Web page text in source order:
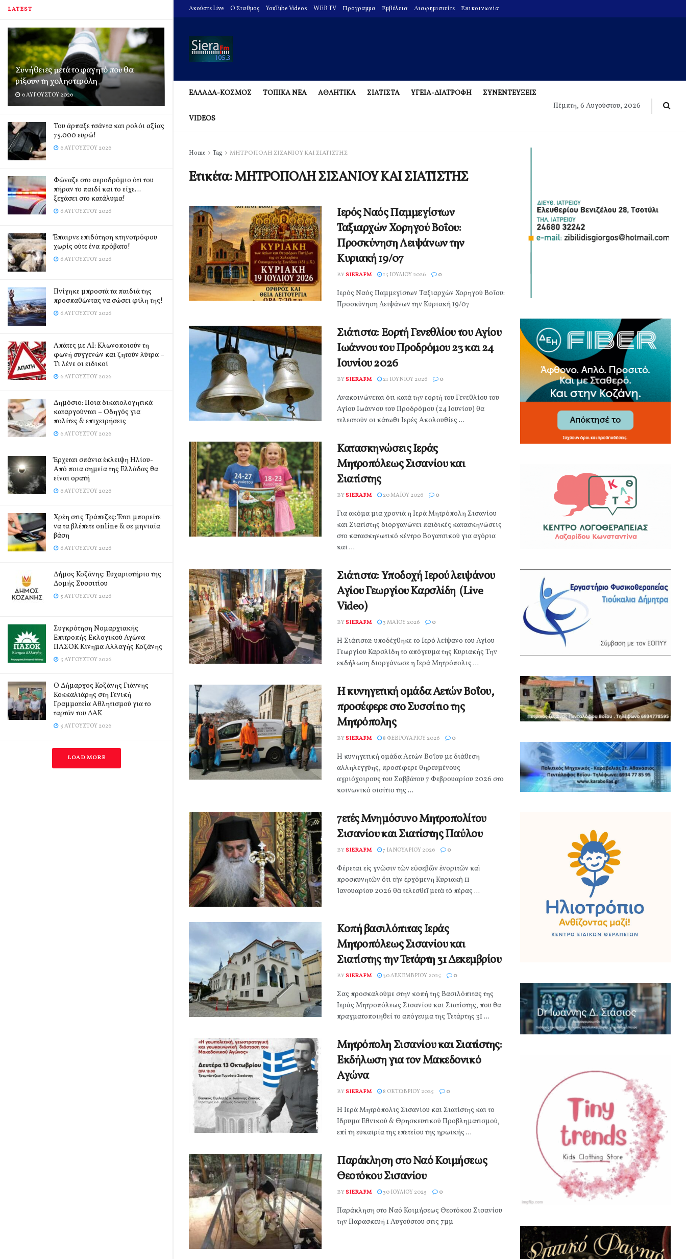
LATEST
Συνήθειες μετά το φαγητό που θα
ρίξουν τη χοληστερόλη
6 ΑΥΓΟΎΣΤΟΥ 2026
Του άρπαξε τσάντα και ρολόι αξίας
75.000 ευρώ!
6 ΑΥΓΟΎΣΤΟΥ 2026
Φώναζε στο αεροδρόμιο ότι του
πήραν το παιδί και το είχε…
ξεχάσει στο κατάλυμα!
6 ΑΥΓΟΎΣΤΟΥ 2026
Έπαιρνε επιδότηση κτηνοτρόφου
χωρίς ούτε ένα πρόβατο!
6 ΑΥΓΟΎΣΤΟΥ 2026
Πνίγηκε μπροστά τα παιδιά της
προσπαθώντας να σώσει φίλη της!
6 ΑΥΓΟΎΣΤΟΥ 2026
Απάτες με AI: Κλωνοποιούν τη
φωνή συγγενών και ζητούν λύτρα –
Τι λένε οι ειδικοί
6 ΑΥΓΟΎΣΤΟΥ 2026
Δημόσιο: Ποια δικαιολογητικά
καταργούνται – Οδηγός για
πολίτες & επιχειρήσεις
6 ΑΥΓΟΎΣΤΟΥ 2026
Έρχεται σπάνια έκλειψη Ηλίου-
Από ποια σημεία της Ελλάδας θα
είναι ορατή
6 ΑΥΓΟΎΣΤΟΥ 2026
Χρέη στις Τράπεζες: Έτσι μπορείτε
να τα βλέπετε online & σε μηνιαία
βάση
6 ΑΥΓΟΎΣΤΟΥ 2026
Δήμος Κοζάνης: Ευχαριστήριο της
Δομής Συσσιτίου
5 ΑΥΓΟΎΣΤΟΥ 2026
Συγκρότηση Νομαρχιακής
Επιτροπής Εκλογικού Αγώνα
ΠΑΣΟΚ Κίνημα Αλλαγής Κοζάνης
5 ΑΥΓΟΎΣΤΟΥ 2026
Ο Δήμαρχος Κοζάνης Γιάννης
Κοκκαλιάρης στη Γενική
Γραμματεία Αθλητισμού για το
ταρτάν του ΔΑΚ
5 ΑΥΓΟΎΣΤΟΥ 2026
LOAD MORE
Ακούστε Live O Σταθμός YouTube Videos WEB TV Πρόγραμμα Εμβέλεια Διαφημιστείτε Επικοινωνία
ΕΛΛΑΔΑ-ΚΟΣΜΟΣ ΤΟΠΙΚΑ ΝΕΑ ΑΘΛΗΤΙΚΑ ΣΙΑΤΙΣΤΑ ΥΓΕΙΑ-ΔΙΑΤΡΟΦΗ ΣΥΝΕΝΤΕΥΞΕΙΣ
VIDEOS
Πέμπτη, 6 Αυγούστου, 2026
Home Tag ΜΗΤΡΟΠΟΛΗ ΣΙΣΑΝΙΟΥ ΚΑΙ ΣΙΑΤΙΣΤΗΣ
Ετικέτα:ΜΗΤΡΟΠΟΛΗ ΣΙΣΑΝΙΟΥ ΚΑΙ ΣΙΑΤΙΣΤΗΣ
Ιερός Ναός Παμμεγίστων
Ταξιαρχών Χορηγού Βοΐου:
Προσκύνηση Λειψάνων την
Κυριακή 19/07
BYSIERAFM 15 ΙΟΥΛΊΟΥ 2026 0
Ιερός Ναός Παμμεγίστων Ταξιαρχών Χορηγού Βοΐου:
Προσκύνηση Λειψάνων την Κυριακή 19/07
Σιάτιστα: Εορτή Γενεθλίου του Αγίου
Ιωάννου του Προδρόμου 23 και 24
Ιουνίου 2026
BYSIERAFM 21 ΙΟΥΝΊΟΥ 2026 0
Ανακοινώνεται ότι κατά την εορτή του Γενεθλίου του
Αγίου Ιωάννου του Προδρόμου (24 Ιουνίου) θα
τελεστούν οι κάτωθι Ιερές Ακολουθίες ...
Κατασκηνώσεις Ιεράς
Μητροπόλεως Σισανίου και
Σιατίστης
BYSIERAFM 20 ΜΑΪ́ΟΥ 2026 0
Για ακόμα μια χρονιά η Ιερά Μητρόπολη Σισανίου
και Σιατίστης διοργανώνει παιδικές κατασκηνώσεις
στο κατασκηνωτικό κέντρο Βογατσικού για αγόρια
και ...
Σιάτιστα: Υποδοχή Ιερού λειψάνου
Αγίου Γεωργίου Καρσλίδη (Live
Video)
BYSIERAFM 3 ΜΑΪ́ΟΥ 2026 0
Η Σιάτιστα: υποδέχθηκε το Ιερό λείψανο του Αγίου
Γεωργίου Καρσλίδη το απόγευμα της Κυριακής Την
εκδήλωση διοργάνωσε η Ιερά Μητρόπολις ...
Η κυνηγετική ομάδα Αετών Βοΐου,
προσέφερε στο Συσσίτιο της
Μητρόπολης
BYSIERAFM 8 ΦΕΒΡΟΥΑΡΊΟΥ 2026 0
Η κυνηγετική ομάδα Αετών Βοΐου με διάθεση
αλληλεγγύης, προσέφερε θηρευμένους
αγριόχοιρους του Σαββάτου 7 Φεβρουαρίου 2026 στο
κοινωνικό σισίτιο της ...
7ετές Μνημόσυνο Μητροπολίτου
Σισανίου και Σιατίστης Παύλου
BYSIERAFM 7 ΙΑΝΟΥΑΡΊΟΥ 2026 0
Φέρεται εἰς γνῶσιν τῶν εὐσεβῶν ἐνοριτῶν καὶ
προσκυνητῶν ὅτι τὴν ἐρχόμενη Κυριακὴ 11
Ἰανουαρίου 2026 θὰ τελεσθεῖ μετὰ τὸ πέρας ...
Κοπή βασιλόπιτας Ιεράς
Μητροπόλεως Σισανίου και
Σιατίστης την Τετάρτη 31 Δεκεμβρίου
BYSIERAFM 30 ΔΕΚΕΜΒΡΊΟΥ 2025 0
Σας προσκαλούμε στην κοπή της Βασιλόπιτας της
Ιεράς Μητροπόλεως Σισανίου και Σιατίστης, που θα
πραγματοποιηθεί το απόγευμα της Τετάρτης 31 ...
Μητρόπολη Σισανίου και Σιατίστης:
Εκδήλωση για τον Μακεδονικό
Αγώνα
BYSIERAFM 8 ΟΚΤΩΒΡΊΟΥ 2025 0
Η Ιερά Μητρόπολις Σισανίου και Σιατίστης και το
Ίδρυμα Εθνικού & Θρησκευτικού Προβληματισμού,
επί τη ευκαιρία της επετείου της ηρωικής ...
Παράκληση στο Ναό Κοιμήσεως
Θεοτόκου Σισανίου
BYSIERAFM 30 ΙΟΥΛΊΟΥ 2025 0
Παράκληση στο Ναό Κοιμήσεως Θεοτόκου Σισανίου
την Παρασκευή 1 Αυγούστου στις 7μμ